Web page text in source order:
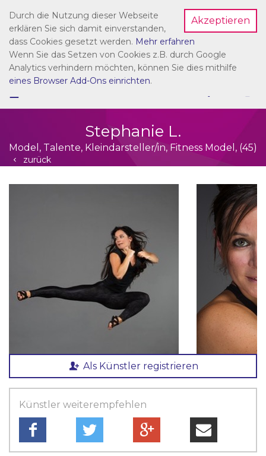
Dein Account
☰
Stephanie L.
zurück
Model, Talente, Kleindarsteller/in, Fitness Model, (45)
Als Künstler registrieren
Künstler weiterempfehlen
Akzeptieren
Durch die Nutzung dieser Webseite
erklären Sie sich damit einverstanden,
dass Cookies gesetzt werden. Mehr erfahren
Wenn Sie das Setzen von Cookies z.B. durch Google
Analytics verhindern möchten, können Sie dies mithilfe
eines Browser Add-Ons einrichten.